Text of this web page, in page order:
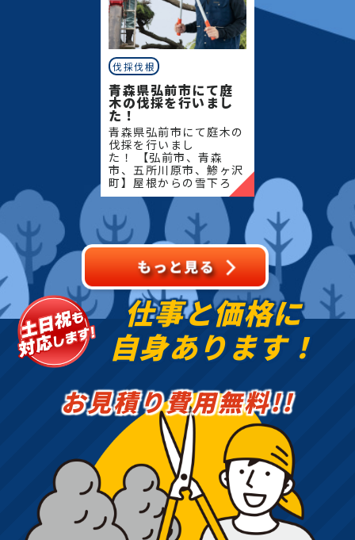
伐採伐根
青森県弘前市にて庭
木の伐採を行いまし
た！
青森県弘前市にて庭木の
伐採を行いまし
た！ 【弘前市、青森
市、五所川原市、鯵ヶ沢
町】屋根からの雪下ろ
し・除雪・排雪などの作
業もお任せください！地
域密着で伐採・抜根・剪
定・草刈りなどのお庭の
こと、造園・
仕事と価格に
自身あります！
お見積り費用無料!!